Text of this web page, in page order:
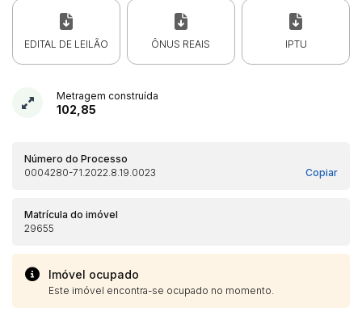
EDITAL DE LEILÃO ÔNUS REAIS IPTU
Metragem construída
102,85
Número do Processo
0004280-71.2022.8.19.0023
Copiar
Matrícula do imóvel
29655
Imóvel ocupado
Este imóvel encontra-se ocupado no momento.
Envie sua Proposta
Histórico de Propostas
Habilite-se para efetuar lances ou